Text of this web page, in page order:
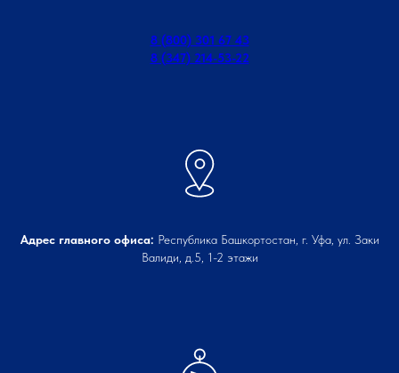
8 (800) 301 67 43
8 (347) 214-53-22
Адрес главного офиса: Республика Башкортостан, г. Уфа, ул. Заки
Валиди, д.5, 1-2 этажи